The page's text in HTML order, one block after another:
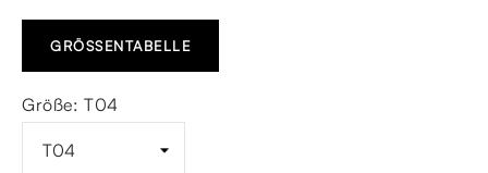
GRÖSSENTABELLE
Größe: T04